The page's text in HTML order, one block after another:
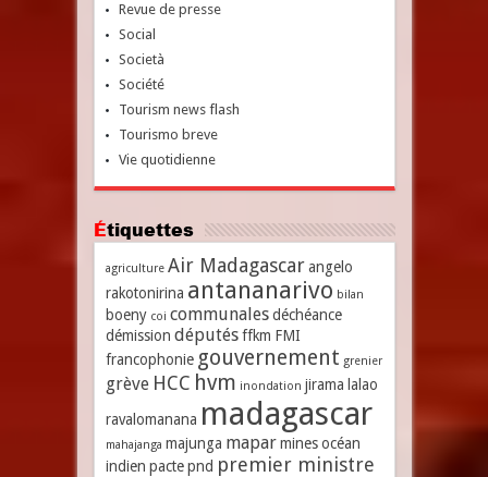
Revue de presse
Social
Società
Société
Tourism news flash
Tourismo breve
Vie quotidienne
Étiquettes
agriculture Air Madagascar angelo
rakotonirina antananarivo bilan
boeny coi communales déchéance
démission députés ffkm FMI
francophonie gouvernement grenier
grève HCC hvm inondation jirama lalao
ravalomanana madagascar
mahajanga majunga mapar mines océan
indien pacte pnd premier ministre